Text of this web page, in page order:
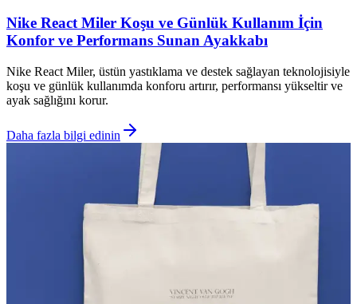
Nike React Miler Koşu ve Günlük Kullanım İçin
Konfor ve Performans Sunan Ayakkabı
Nike React Miler, üstün yastıklama ve destek sağlayan teknolojisiyle
koşu ve günlük kullanımda konforu artırır, performansı yükseltir ve
ayak sağlığını korur.
Daha fazla bilgi edinin